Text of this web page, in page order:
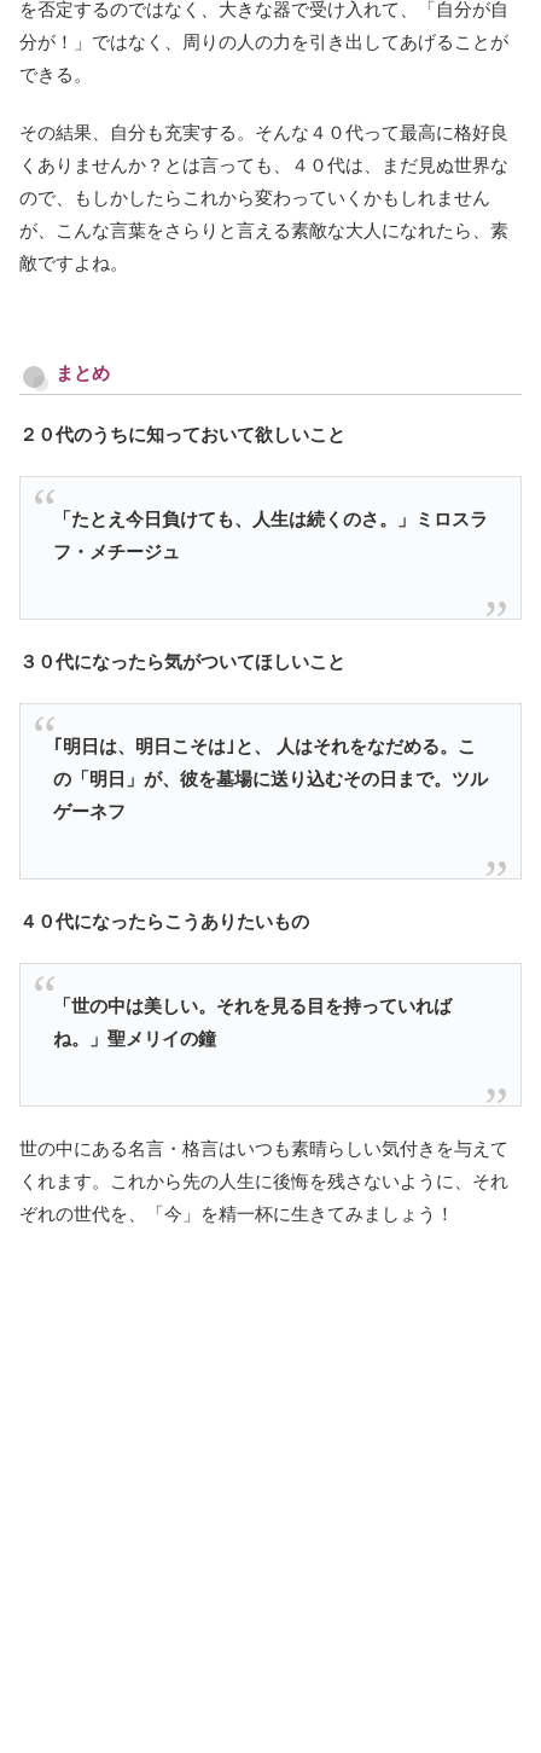
を否定するのではなく、大きな器で受け入れて、「自分が自
分が！」ではなく、周りの人の力を引き出してあげることが
できる。
その結果、自分も充実する。そんな４０代って最高に格好良
くありませんか？とは言っても、４０代は、まだ見ぬ世界な
ので、もしかしたらこれから変わっていくかもしれません
が、こんな言葉をさらりと言える素敵な大人になれたら、素
敵ですよね。
まとめ
２０代のうちに知っておいて欲しいこと
「たとえ今日負けても、人生は続くのさ。
」ミロスラ
フ・メチージュ
３０代になったら気がついてほしいこと
｢明日は、明日こそは｣と、 人はそれをなだめる。こ
の「明日」が、彼を墓場に送り込むその日まで。 ツル
ゲーネフ
４０代になったらこうありたいもの
「世の中は美しい。それを見る目を持っていれば
ね。
」聖メリイの鐘
世の中にある名言・格言はいつも素晴らしい気付きを与えて
くれます。これから先の人生に後悔を残さないように、それ
ぞれの世代を、「今」を精一杯に生きてみましょう！